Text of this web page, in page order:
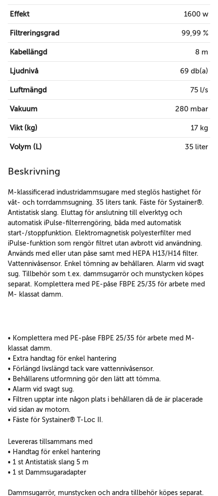
Effekt 1600 w
Filtreringsgrad 99,99 %
Kabellängd 8 m
Ljudnivå 69 db(a)
Luftmängd 75 l/s
Vakuum 280 mbar
Vikt (kg) 17 kg
Volym (L) 35 liter
Beskrivning
M-klassificerad industridammsugare med steglös hastighet för
våt- och torrdammsugning. 35 liters tank. Fäste för Systainer®.
Antistatisk slang. Eluttag för anslutning till elverktyg och
automatisk iPulse-filterrengöring, båda med automatisk
start-/stoppfunktion. Elektromagnetisk polyesterfilter med
iPulse-funktion som rengör filtret utan avbrott vid användning.
Används med eller utan påse samt med HEPA H13/H14 filter.
Vattennivåsensor. Enkel tömning av behållaren. Alarm vid svagt
sug. Tillbehör som t.ex. dammsugarrör och munstycken köpes
separat. Komplettera med PE-påse FBPE 25/35 för arbete med
M- klassat damm.
• Komplettera med PE-påse FBPE 25/35 för arbete med M-
klassat damm.
• Extra handtag för enkel hantering
• Förlängd livslängd tack vare vattennivåsensor.
• Behållarens utformning gör den lätt att tömma.
• Alarm vid svagt sug.
• Filtren upptar inte någon plats i behållaren då de är placerade
vid sidan av motorn.
• Fäste för Systainer® T-Loc II.
Levereras tillsammans med
• Handtag för enkel hantering
• 1 st Antistatisk slang 5 m
• 1 st Dammsugaradapter
Dammsugarrör, munstycken och andra tillbehör köpes separat.